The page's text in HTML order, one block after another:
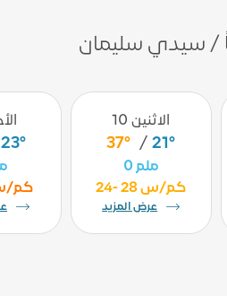
/ سيدي سليمان
23°
0
27- 31
الاثنين 10
37° /21°
0 ملم
24- 28 كم/س
عرض المزيد